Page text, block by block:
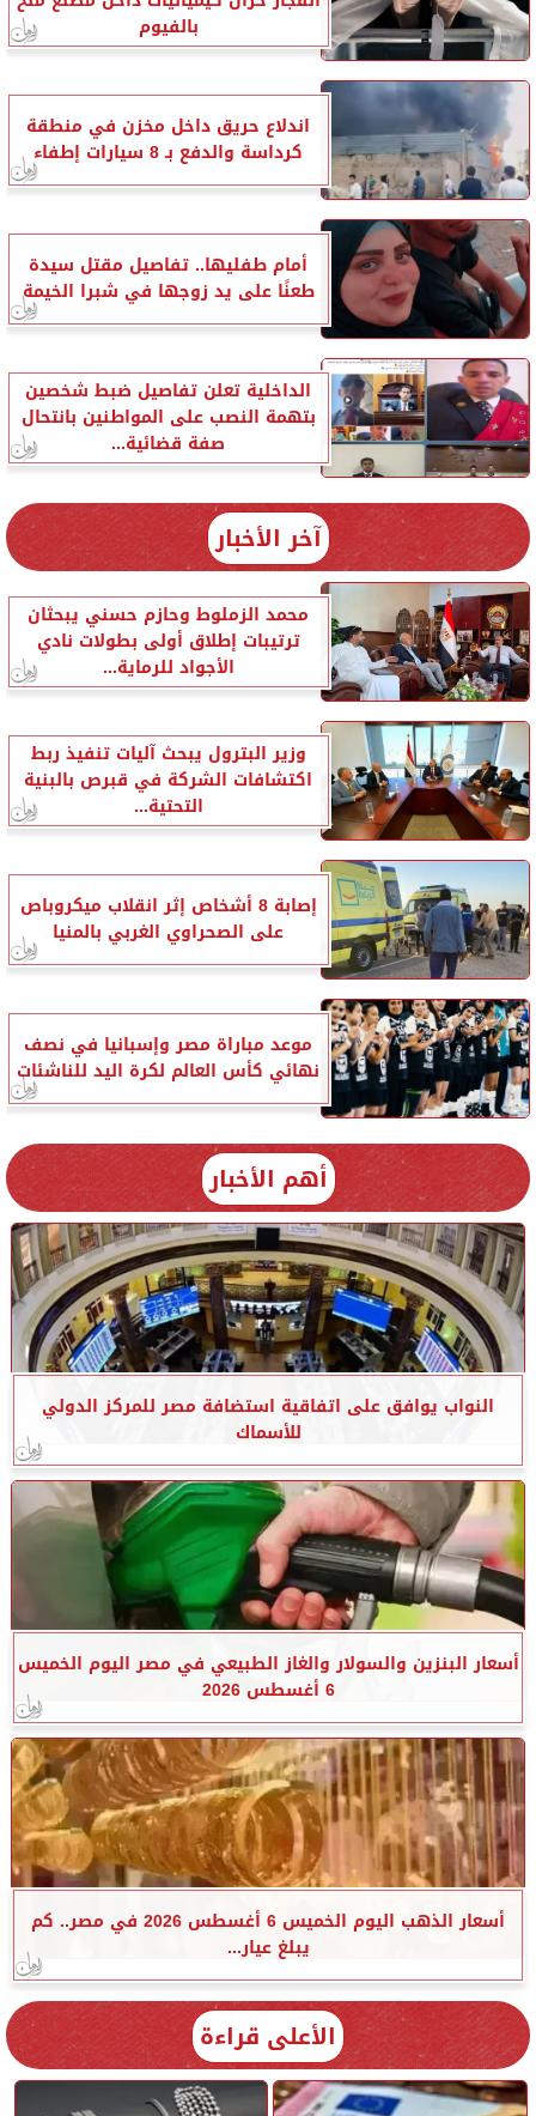
بالفيوم
اندلاع حريق داخل مخزن في منطقة
كرداسة والدفع بـ 8 سيارات إطفاء
أمام طفليها.. تفاصيل مقتل سيدة
طعنًا على يد زوجها في شبرا الخيمة
الداخلية تعلن تفاصيل ضبط شخصين
بتهمة النصب على المواطنين بانتحال
صفة قضائية...
آخر الأخبار
محمد الزملوط وحازم حسني يبحثان
ترتيبات إطلاق أولى بطولات نادي
الأجواد للرماية...
وزير البترول يبحث آليات تنفيذ ربط
اكتشافات الشركة في قبرص بالبنية
التحتية...
إصابة 8 أشخاص إثر انقلاب ميكروباص
على الصحراوي الغربي بالمنيا
موعد مباراة مصر وإسبانيا في نصف
نهائي كأس العالم لكرة اليد للناشئات
أهم الأخبار
النواب يوافق على اتفاقية استضافة مصر للمركز الدولي
للأسماك
أسعار البنزين والسولار والغاز الطبيعي في مصر اليوم الخميس
6 أغسطس 2026
أسعار الذهب اليوم الخميس 6 أغسطس 2026 في مصر.. كم
يبلغ عيار...
الأعلى قراءة